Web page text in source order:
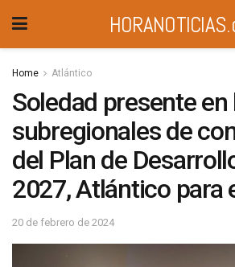
Home Atlántico
Soledad presente
subregionales de
del Plan de
2027, Atlántico para
20 de febrero de 2024